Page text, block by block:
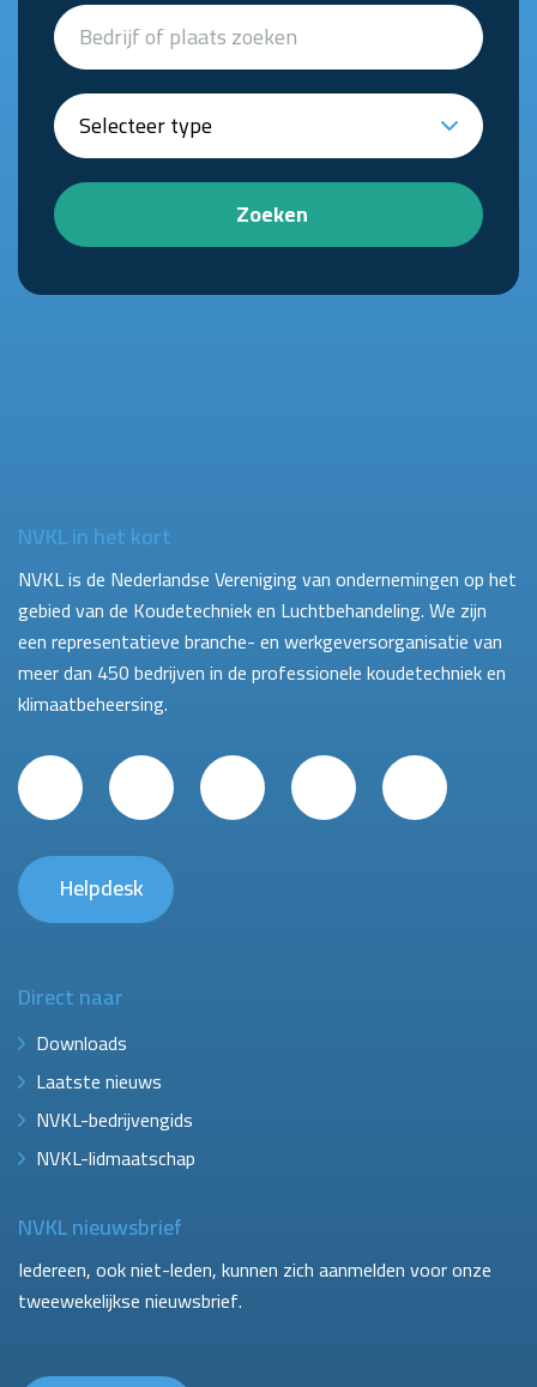
Zoeken
NVKL in het kort
NVKL is de Nederlandse Vereniging van ondernemingen op het
gebied van de Koudetechniek en Luchtbehandeling. We zijn
een representatieve branche- en werkgeversorganisatie van
meer dan 450 bedrijven in de professionele koudetechniek en
klimaatbeheersing.
Helpdesk
Direct naar
Downloads
Laatste nieuws
NVKL-bedrijvengids
NVKL-lidmaatschap
NVKL nieuwsbrief
Iedereen, ook niet-leden, kunnen zich aanmelden voor onze
tweewekelijkse nieuwsbrief.